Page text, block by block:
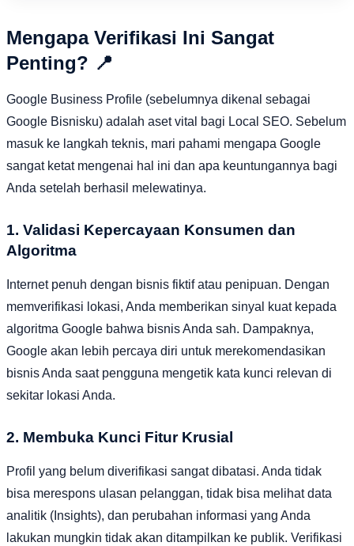
Mengapa Verifikasi Ini Sangat
Penting? 📍
Google Business Profile (sebelumnya dikenal sebagai
Google Bisnisku) adalah aset vital bagi Local SEO. Sebelum
masuk ke langkah teknis, mari pahami mengapa Google
sangat ketat mengenai hal ini dan apa keuntungannya bagi
Anda setelah berhasil melewatinya.
1. Validasi Kepercayaan Konsumen dan
Algoritma
Internet penuh dengan bisnis fiktif atau penipuan. Dengan
memverifikasi lokasi, Anda memberikan sinyal kuat kepada
algoritma Google bahwa bisnis Anda sah. Dampaknya,
Google akan lebih percaya diri untuk merekomendasikan
bisnis Anda saat pengguna mengetik kata kunci relevan di
sekitar lokasi Anda.
2. Membuka Kunci Fitur Krusial
Profil yang belum diverifikasi sangat dibatasi. Anda tidak
bisa merespons ulasan pelanggan, tidak bisa melihat data
analitik (Insights), dan perubahan informasi yang Anda
lakukan mungkin tidak akan ditampilkan ke publik. Verifikasi